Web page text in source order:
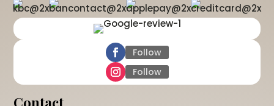
Follow
Follow